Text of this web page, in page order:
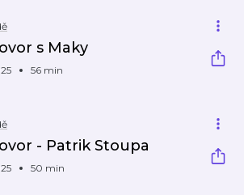
s Maky
56 min
- Patrik Stoupa
50 min